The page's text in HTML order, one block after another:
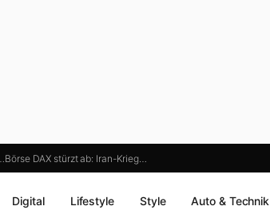
Börse DAX stürzt ab: Iran-Krieg…
Digital Lifestyle Style Auto & Technik